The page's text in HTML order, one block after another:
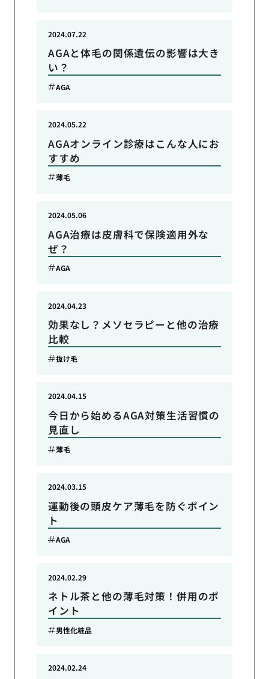
AGAと体毛の関係遺伝の影響は大き
い？
2024.07.22
AGA
AGAオンライン診療はこんな人にお
すすめ
2024.05.22
薄毛
AGA治療は皮膚科で保険適用外な
ぜ？
2024.05.06
AGA
効果なし？メソセラピーと他の治療
比較
2024.04.23
抜け毛
今日から始めるAGA対策生活習慣の
見直し
2024.04.15
薄毛
運動後の頭皮ケア薄毛を防ぐポイン
ト
2024.03.15
AGA
ネトル茶と他の薄毛対策！併用のポ
イント
2024.02.29
男性化粧品
2024.02.24